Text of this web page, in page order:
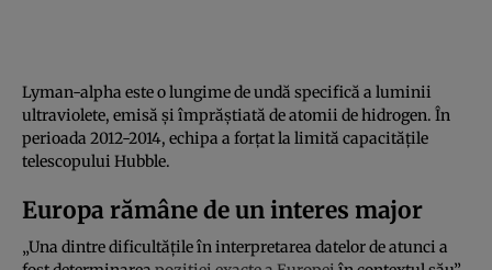
Lyman-alpha este o lungime de undă specifică a luminii
ultraviolete, emisă și împrăștiată de atomii de hidrogen. În
perioada 2012-2014, echipa a forțat la limită capacitățile
telescopului Hubble.
Europa rămâne de un interes major
„Una dintre dificultățile în interpretarea datelor de atunci a